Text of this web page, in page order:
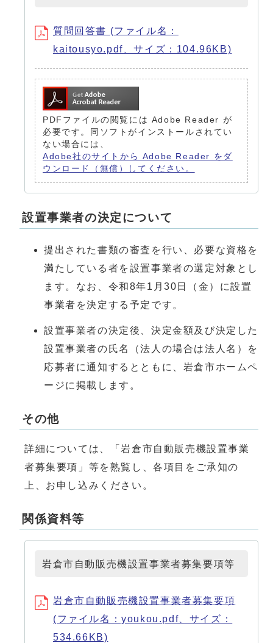
質問回答書 (ファイル名：
kaitousyo.pdf、サイズ：104.96KB)
PDFファイルの閲覧には Adobe Reader が
必要です。同ソフトがインストールされてい
ない場合には、
Adobe社のサイトから Adobe Reader をダ
ウンロード（無償）してください。
設置事業者の決定について
提出された書類の審査を行い、必要な資格を
満たしている者を設置事業者の選定対象とし
ます。なお、令和8年1月30日（金）に設置
事業者を決定する予定です。
設置事業者の決定後、決定金額及び決定した
設置事業者の氏名（法人の場合は法人名）を
応募者に通知するとともに、岩倉市ホームペ
ージに掲載します。
その他
詳細については、「岩倉市自動販売機設置事業
者募集要項」等を熟覧し、各項目をご承知の
上、お申し込みください。
関係資料等
岩倉市自動販売機設置事業者募集要項等
岩倉市自動販売機設置事業者募集要項
(ファイル名：youkou.pdf、サイズ：
534.66KB)